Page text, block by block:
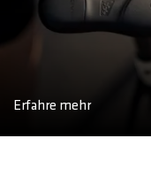
Erfahre mehr